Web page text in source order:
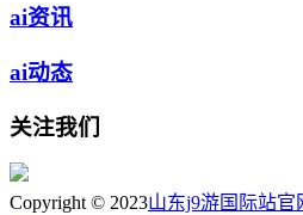
ai资讯
ai动态
关注我们
Copyright © 2023山东j9游国际站官